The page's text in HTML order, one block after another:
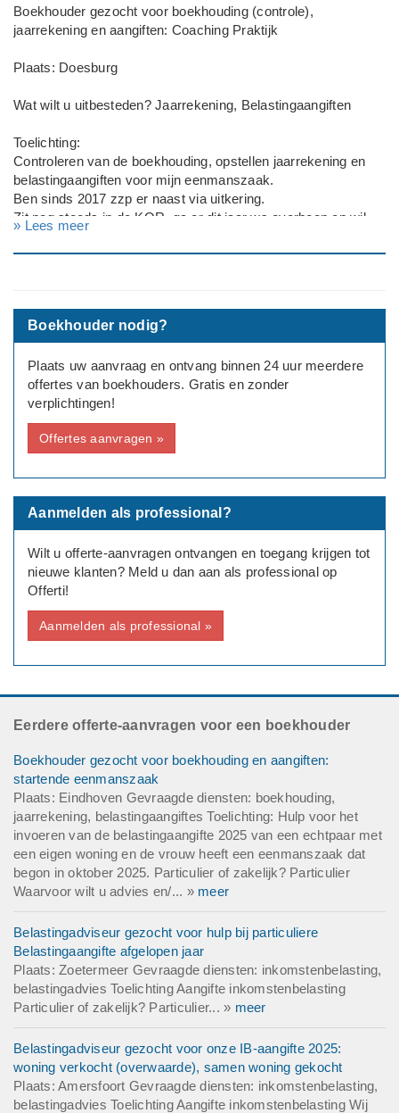
Boekhouder gezocht voor boekhouding (controle),
jaarrekening en aangiften: Coaching Praktijk
Plaats: Doesburg
Wat wilt u uitbesteden? Jaarrekening, Belastingaangiften
Toelichting:
Controleren van de boekhouding, opstellen jaarrekening en
belastingaangiften voor mijn eenmanszaak.
Ben sinds 2017 zzp er naast via uitkering.
Zit nog steeds in de KOR, ga er dit jaar ws overheen en wil
Aangifte van 2025 moet nog ivm met uitvallen vorige belasting
Type aanvraag: Zakelijk
Aantal medewerkers: Geen
Bedrijfsinformatie:
Coaching Praktijk
» Lees meer
Boekhouder nodig?
Plaats uw aanvraag en ontvang binnen 24 uur meerdere
offertes van boekhouders. Gratis en zonder
verplichtingen!
Offertes aanvragen »
Aanmelden als professional?
Wilt u offerte-aanvragen ontvangen en toegang krijgen tot
nieuwe klanten? Meld u dan aan als professional op
Offerti!
Aanmelden als professional »
Eerdere offerte-aanvragen voor een boekhouder
Boekhouder gezocht voor boekhouding en aangiften:
startende eenmanszaak
Plaats: Eindhoven Gevraagde diensten: boekhouding,
jaarrekening, belastingaangiftes Toelichting: Hulp voor het
invoeren van de belastingaangifte 2025 van een echtpaar met
een eigen woning en de vrouw heeft een eenmanszaak dat
begon in oktober 2025. Particulier of zakelijk? Particulier
Waarvoor wilt u advies en/... » meer
Belastingadviseur gezocht voor hulp bij particuliere
Belastingaangifte afgelopen jaar
Plaats: Zoetermeer Gevraagde diensten: inkomstenbelasting,
belastingadvies Toelichting Aangifte inkomstenbelasting
Particulier of zakelijk? Particulier... » meer
Belastingadviseur gezocht voor onze IB-aangifte 2025:
woning verkocht (overwaarde), samen woning gekocht
Plaats: Amersfoort Gevraagde diensten: inkomstenbelasting,
belastingadvies Toelichting Aangifte inkomstenbelasting Wij